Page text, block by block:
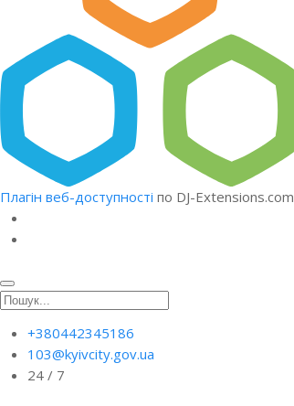
Плагін веб-доступності по DJ-Extensions.com
+380442345186
103@kyivcity.gov.ua
24 / 7